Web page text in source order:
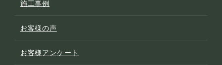
施工事例
お客様の声
お客様アンケート